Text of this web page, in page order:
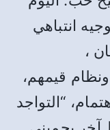
انتباهي
،
قيمهم،
“التواجد